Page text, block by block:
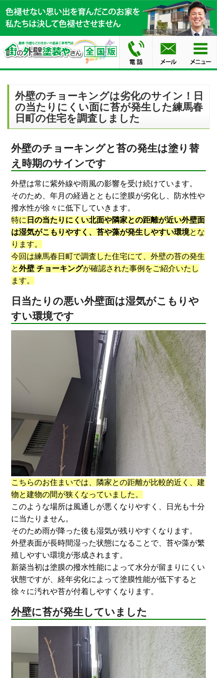
外壁のチョーキングは劣化のサイン！日
の当たりにくい面に苔が発生した練馬春
日町の住宅を調査しました
外壁のチョーキングと苔の発生は塗り替
え時期のサインです
外壁は常に紫外線や雨風の影響を受け続けています。
そのため、年月の経過とともに塗膜が劣化し、防水性や
撥水性が徐々に低下していきます。
特に 日の当たりにくい北面や隣家との距離が近い外壁面
は湿気がこもりやすく、苔や藻が発生しやすい環境とな
ります。
今回は練馬春日町で調査した住宅にて、外壁の苔の発生
と外壁 チョーキングが確認された事例をご紹介いたし
ます。
日当たりの悪い外壁面は湿気がこもりや
すい環境です
こちらのお住まいでは、隣家との距離が比較的近く、建
物と建物の間が狭くなっていました。
このような場所は風通しが悪くなりやすく、日光も十分
に当たりません。
そのため雨が降った後も湿気が残りやすくなります。
外壁表面が長時間湿った状態になることで、苔や藻が繁
殖しやすい環境が形成されます。
新築当初は塗膜の撥水性能によって水分が留まりにくい
状態ですが、経年劣化によって塗膜性能が低下すると
徐々に汚れや苔が付着しやすくなります。
外壁に苔が発生していました